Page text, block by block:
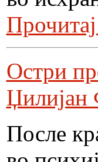
Остри
Џилијан
После